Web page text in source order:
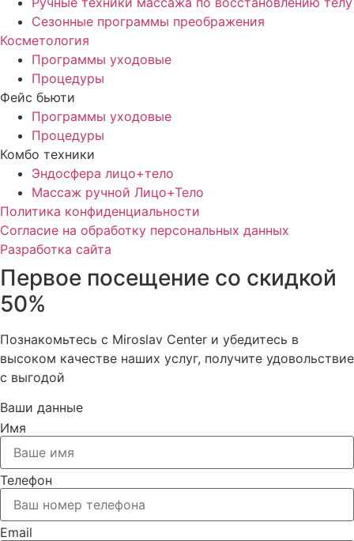
Сезонные программы преображения
Косметология
Программы уходовые
Процедуры
Фейс бьюти
Программы уходовые
Процедуры
Комбо техники
Эндосфера лицо+тело
Массаж ручной Лицо+Тело
Политика конфиденциальности
Cогласие на обработку персональных данных
Разработка сайта
Первое посещение со скидкой
50%
Познакомьтесь с Miroslav Сenter и убедитесь в
высоком качестве наших услуг, получите удовольствие
с выгодой
Ваши данные
Имя
Телефон
Email